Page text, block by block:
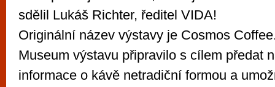
sdělil Lukáš Richter, ředitel VIDA!
Originální název výstavy je Cosmos
Museum výstavu připravilo s cílem předat
informace o kávě netradiční formou a